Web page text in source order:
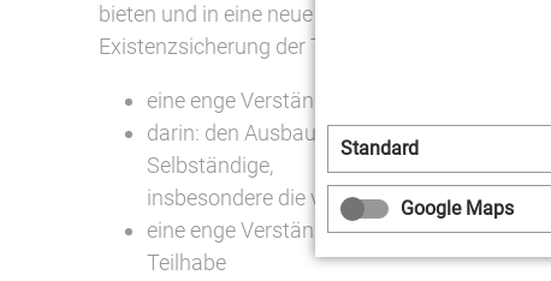
bieten und in eine neue Phase der
Existenzsicherung der Träger des kulturellen
eine enge Verständigung zwischen den
darin: den Ausbau, die Schärfung,
Selbständige,
insbesondere die vom Bund
eine enge Verständigung zwischen
Teilhabe
Standard
Google Maps